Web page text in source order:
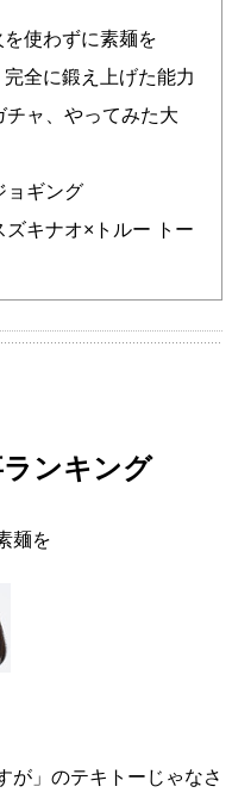
を使わずに素麺を
完全に鍛え上げた能力
チャ、やってみた大
ョギング
ズキナオ×トルー トー
ンキング
麺を
が」のテキトーじゃなさ